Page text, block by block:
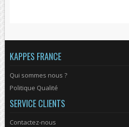
KAPPES FRANCE
Qui sommes nous ?
Politique Qualité
SERVICE CLIENTS
Contactez-nous